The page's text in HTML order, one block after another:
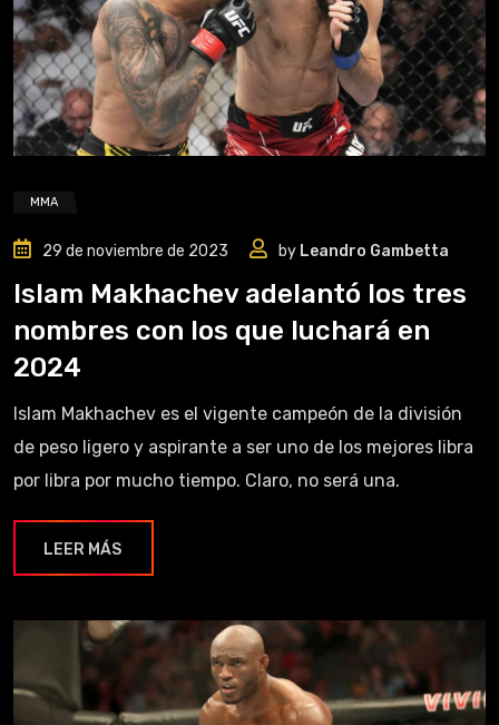
MMA
29 de noviembre de 2023 by Leandro Gambetta
Islam Makhachev adelantó los tres
nombres con los que luchará en
2024
Islam Makhachev es el vigente campeón de la división
de peso ligero y aspirante a ser uno de los mejores libra
por libra por mucho tiempo. Claro, no será una.
LEER MÁS